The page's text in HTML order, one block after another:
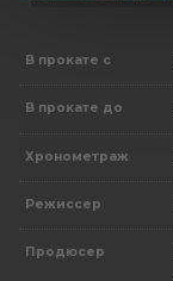
В прокате с
В прокате до
Хронометраж
Режиссер
Продюсер